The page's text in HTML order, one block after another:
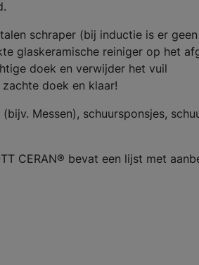
schraper (bij inductie is er
glaskeramische reiniger op het
doek en verwijder het vuil
doek en klaar!
Messen), schuursponsjes,
CERAN® bevat een lijst met